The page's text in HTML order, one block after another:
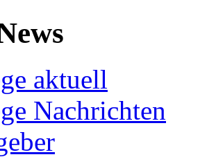
aktuell
Nachrichten